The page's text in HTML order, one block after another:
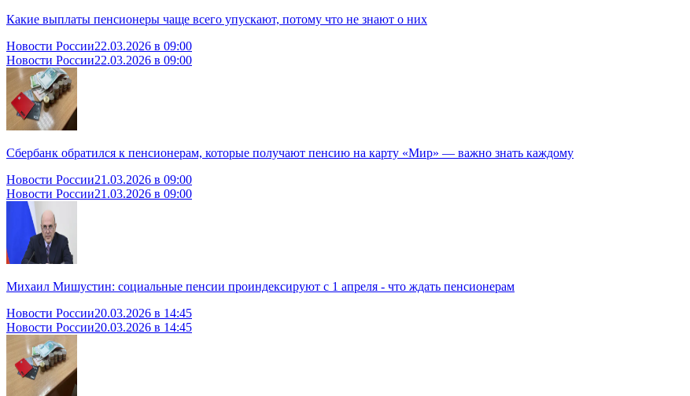
Какие выплаты пенсионеры чаще всего упускают, потому что не знают о них
Новости России22.03.2026 в 09:00
Новости России22.03.2026 в 09:00
Сбербанк обратился к пенсионерам, которые получают пенсию на карту «Мир» — важно знать каждому
Новости России21.03.2026 в 09:00
Новости России21.03.2026 в 09:00
Михаил Мишустин: социальные пенсии проиндексируют с 1 апреля - что ждать пенсионерам
Новости России20.03.2026 в 14:45
Новости России20.03.2026 в 14:45